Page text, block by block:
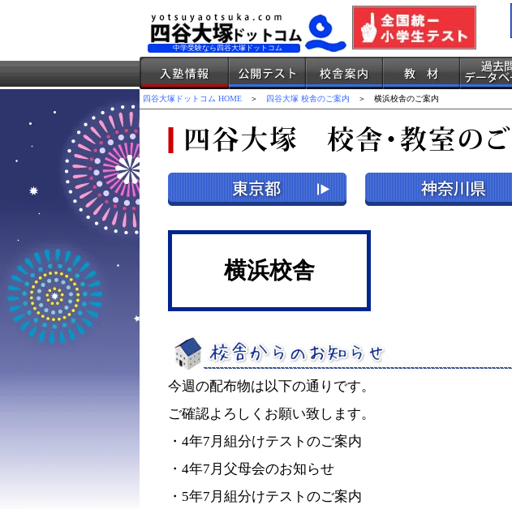
中学受験なら四谷大塚ドットコム
四谷大塚ドットコム HOME ＞ 四谷大塚 校舎のご案内 ＞ 横浜校舎のご案内
横浜校舎
今週の配布物は以下の通りです。
ご確認よろしくお願い致します。
・4年7月組分けテストのご案内
・4年7月父母会のお知らせ
・5年7月組分けテストのご案内